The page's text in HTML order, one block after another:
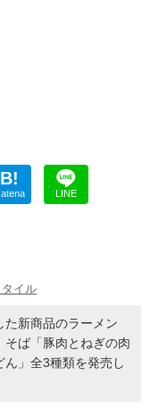
B!
LINE
イル
た新商品のラーメン
そば「豚肉とねぎの肉
」全3種類を発売し